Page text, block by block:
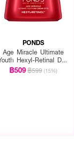
PONDS
Age Miracle Ultimate
Hexyl-Retinal Day
Cream SPF8
฿509฿599 (15%)